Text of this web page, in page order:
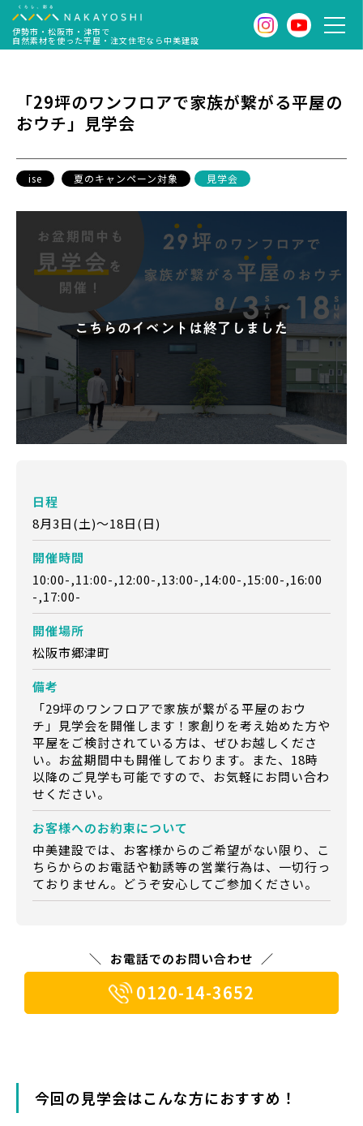
伊勢市・松阪市・津市で
自然素材を使った平屋・注文住宅なら中美建設
「29坪のワンフロアで家族が繋がる平屋の
おウチ」見学会
ise 夏のキャンペーン対象 見学会
日程
8月3日(土)～18日(日)
開催時間
10:00-,11:00-,12:00-,13:00-,14:00-,15:00-,16:00
-,17:00-
開催場所
松阪市郷津町
備考
「29坪のワンフロアで家族が繋がる平屋のおウ
チ」見学会を開催します！家創りを考え始めた方や
平屋をご検討されている方は、ぜひお越しくださ
い。お盆期間中も開催しております。また、18時
以降のご見学も可能ですので、お気軽にお問い合わ
せください。
お客様へのお約束について
中美建設では、お客様からのご希望がない限り、こ
ちらからのお電話や勧誘等の営業行為は、一切行っ
ておりません。どうぞ安心してご参加ください。
お電話でのお問い合わせ
0120-14-3652
今回の見学会はこんな方におすすめ！